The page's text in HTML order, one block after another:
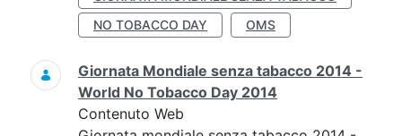
NO TOBACCO DAY
OMS
Giornata Mondiale senza tabacco 2014 -
World No Tobacco Day 2014
Contenuto Web